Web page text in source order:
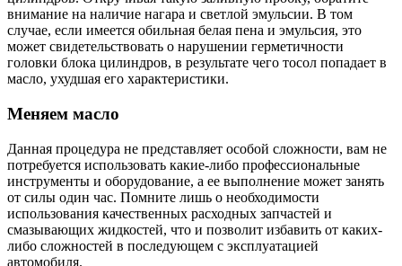
внимание на наличие нагара и светлой эмульсии. В том
случае, если имеется обильная белая пена и эмульсия, это
может свидетельствовать о нарушении герметичности
головки блока цилиндров, в результате чего тосол попадает в
масло, ухудшая его характеристики.
Меняем масло
Данная процедура не представляет особой сложности, вам не
потребуется использовать какие-либо профессиональные
инструменты и оборудование, а ее выполнение может занять
от силы один час. Помните лишь о необходимости
использования качественных расходных запчастей и
смазывающих жидкостей, что и позволит избавить от каких-
либо сложностей в последующем с эксплуатацией
автомобиля.